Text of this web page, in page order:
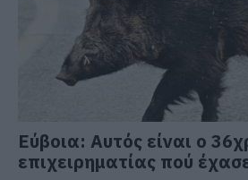
Εύβοια: Αυτός είναι ο
επιχειρηματίας πού